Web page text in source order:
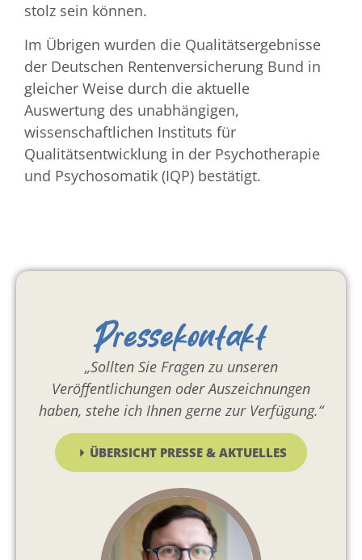
stolz sein können.
Im Übrigen wurden die Qualitätsergebnisse
der Deutschen Rentenversicherung Bund in
gleicher Weise durch die aktuelle
Auswertung des unabhängigen,
wissenschaftlichen Instituts für
Qualitätsentwicklung in der Psychotherapie
und Psychosomatik (IQP) bestätigt.
Pressekontakt
„Sollten Sie Fragen zu unseren
Veröffentlichungen oder Auszeichnungen
haben, stehe ich Ihnen gerne zur Verfügung.“
ÜBERSICHT PRESSE & AKTUELLES